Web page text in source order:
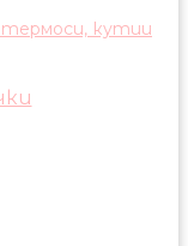
кутии